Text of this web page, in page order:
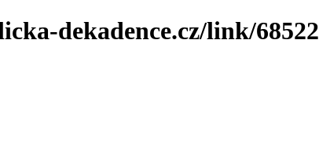
dekadence.cz/link/68522